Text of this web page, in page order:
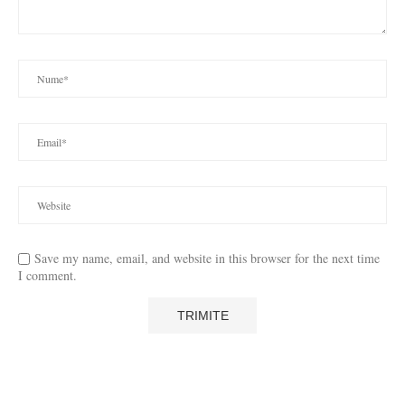
Save my name, email, and website in this browser for the next time
I comment.